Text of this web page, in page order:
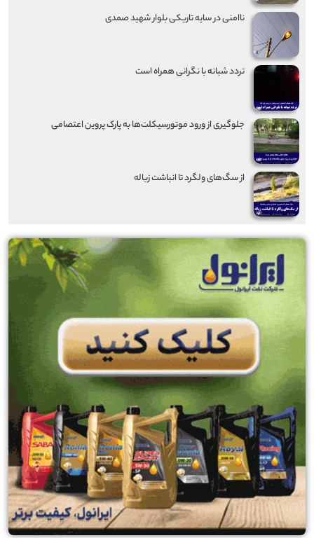
ناامنی در سایه تاریکی بلوار شهید صمدی
تردد شبانه با نگرانی همراه است
جلوگیری از ورود موتورسیکلت‌ها به پارک پروین اعتصامی
از سگ‌های ولگرد تا انباشت زباله